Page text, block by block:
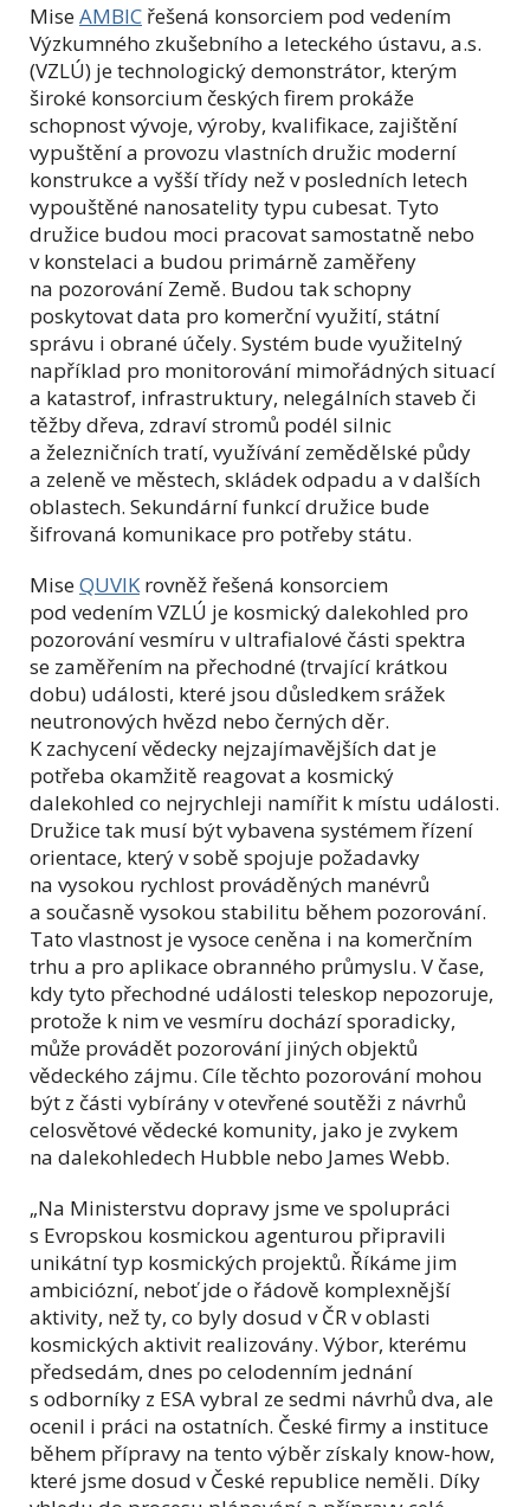
MiseAMBIC řešená konsorciem pod vedením
Výzkumného zkušebního a leteckého ústavu, a.s.
(VZLÚ) je technologický demonstrátor, kterým
široké konsorcium českých firem prokáže
schopnost vývoje, výroby, kvalifikace, zajištění
vypuštění a provozu vlastních družic moderní
konstrukce a vyšší třídy než v posledních letech
vypouštěné nanosatelity typu cubesat. Tyto
družice budou moci pracovat samostatně nebo
v konstelaci a budou primárně zaměřeny
na pozorování Země. Budou tak schopny
poskytovat data pro komerční využití, státní
správu i obrané účely. Systém bude využitelný
například pro monitorování mimořádných situací
a katastrof, infrastruktury, nelegálních staveb či
těžby dřeva, zdraví stromů podél silnic
a železničních tratí, využívání zemědělské půdy
a zeleně ve městech, skládek odpadu a v dalších
oblastech. Sekundární funkcí družice bude
šifrovaná komunikace pro potřeby státu.
MiseQUVIK rovněž řešená konsorciem
pod vedením VZLÚ je kosmický dalekohled pro
pozorování vesmíru v ultrafialové části spektra
se zaměřením na přechodné (trvající krátkou
dobu) události, které jsou důsledkem srážek
neutronových hvězd nebo černých děr.
K zachycení vědecky nejzajímavějších dat je
potřeba okamžitě reagovat a kosmický
dalekohled co nejrychleji namířit k místu události.
Družice tak musí být vybavena systémem řízení
orientace, který v sobě spojuje požadavky
na vysokou rychlost prováděných manévrů
a současně vysokou stabilitu během pozorování.
Tato vlastnost je vysoce ceněna i na komerčním
trhu a pro aplikace obranného průmyslu. V čase,
kdy tyto přechodné události teleskop nepozoruje,
protože k nim ve vesmíru dochází sporadicky,
může provádět pozorování jiných objektů
vědeckého zájmu. Cíle těchto pozorování mohou
být z části vybírány v otevřené soutěži z návrhů
celosvětové vědecké komunity, jako je zvykem
na dalekohledech Hubble nebo James Webb.
„Na Ministerstvu dopravy jsme ve spolupráci
s Evropskou kosmickou agenturou připravili
unikátní typ kosmických projektů. Říkáme jim
ambiciózní, neboť jde o řádově komplexnější
aktivity, než ty, co byly dosud v ČR v oblasti
kosmických aktivit realizovány. Výbor, kterému
předsedám, dnes po celodenním jednání
s odborníky z ESA vybral ze sedmi návrhů dva, ale
ocenil i práci na ostatních. České firmy a instituce
během přípravy na tento výběr získaly know-how,
které jsme dosud v České republice neměli. Díky